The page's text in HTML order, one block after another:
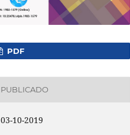
PDF
PUBLICADO
03-10-2019